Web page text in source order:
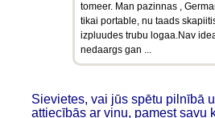
tomeer. Man pazinnas ,
tikai portable, nu taads
izpluudes trubu logaa.Nav
nedaargs gan ...
Sievietes, vai jūs spētu pilnībā
attiecībās ar viņu, pamest savu